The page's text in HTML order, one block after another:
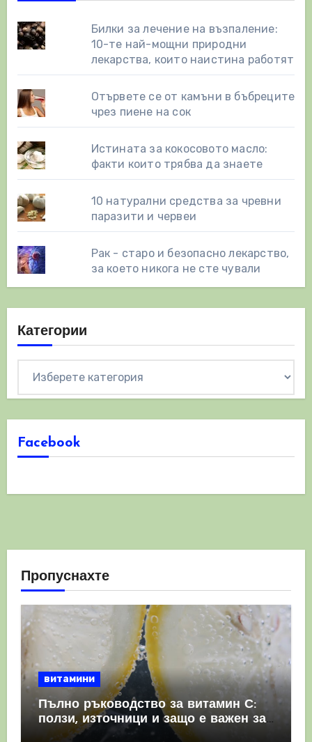
Билки за лечение на възпаление:
10-те най-мощни природни
лекарства, които наистина работят
Отървете се от камъни в бъбреците
чрез пиене на сок
Истината за кокосовото масло:
факти които трябва да знаете
10 натурални средства за чревни
паразити и червеи
Рак - старо и безопасно лекарство,
за което никога не сте чували
Категории
Facebook
Пропуснахте
витамини
Пълно ръководство за витамин С:
ползи, източници и защо е важен за
имунната система